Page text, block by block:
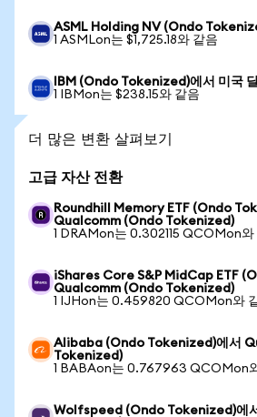
ASML Holding NV (Ondo
1 ASMLon는 $1,725.18와 같음
IBM (Ondo Tokenized)에서 미국
1 IBMon는 $238.15와 같음
더 많은 변환 살펴보기
고급 자산 전환
Roundhill Memory ETF (Ondo
Qualcomm (Ondo Tokenized)
1 DRAMon는 0.302115 QCOMon와
iShares Core S&P MidCap ETF
Qualcomm (Ondo Tokenized)
1 IJHon는 0.459820 QCOMon와
Alibaba (Ondo Tokenized)에서
Tokenized)
1 BABAon는 0.767963 QCOMon
Wolfspeed (Ondo Tokenized)에